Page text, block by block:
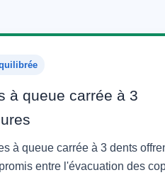
à queue carrée à 3
à queue carrée à 3 dents
entre l'évacuation des